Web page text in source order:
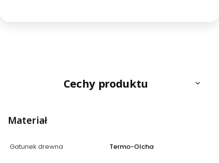
Cechy produktu
Materiał
Gatunek drewna Termo-Olcha